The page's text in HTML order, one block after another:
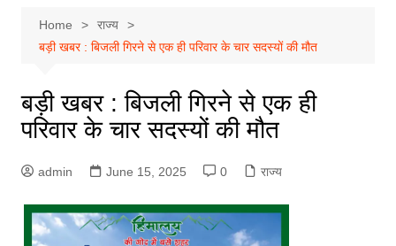
Home
राज्य
बड़ी खबर : बिजली गिरने से एक ही परिवार के चार सदस्यों की मौत
बड़ी खबर : बिजली गिरने से एक ही
परिवार के चार सदस्यों की मौत
admin June 15, 2025 0 राज्य